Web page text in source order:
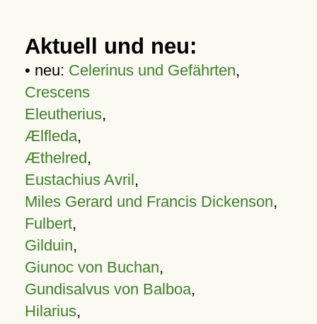
Aktuell und neu:
• neu: Celerinus und Gefährten,
Crescens
Eleutherius,
Ælfleda,
Æthelred,
Eustachius Avril,
Miles Gerard und Francis Dickenson,
Fulbert,
Gilduin,
Giunoc von Buchan,
Gundisalvus von Balboa,
Hilarius,